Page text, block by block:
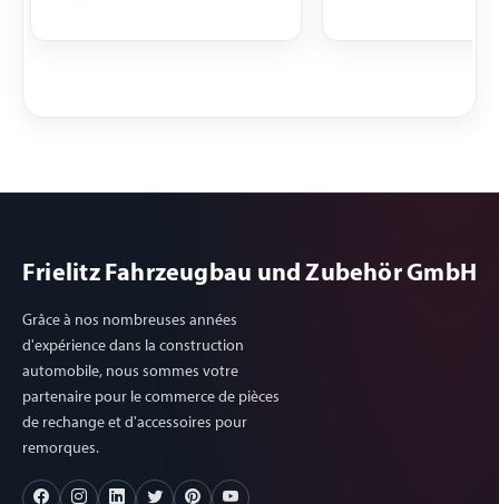
Frielitz Fahrzeugbau und Zubehör GmbH
Grâce à nos nombreuses années
d'expérience dans la construction
automobile, nous sommes votre
partenaire pour le commerce de pièces
de rechange et d'accessoires pour
remorques.